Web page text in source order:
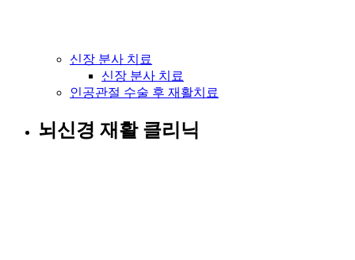
신장 분사 치료
신장 분사 치료
인공관절 수술 후 재활치료
뇌신경 재활 클리닉